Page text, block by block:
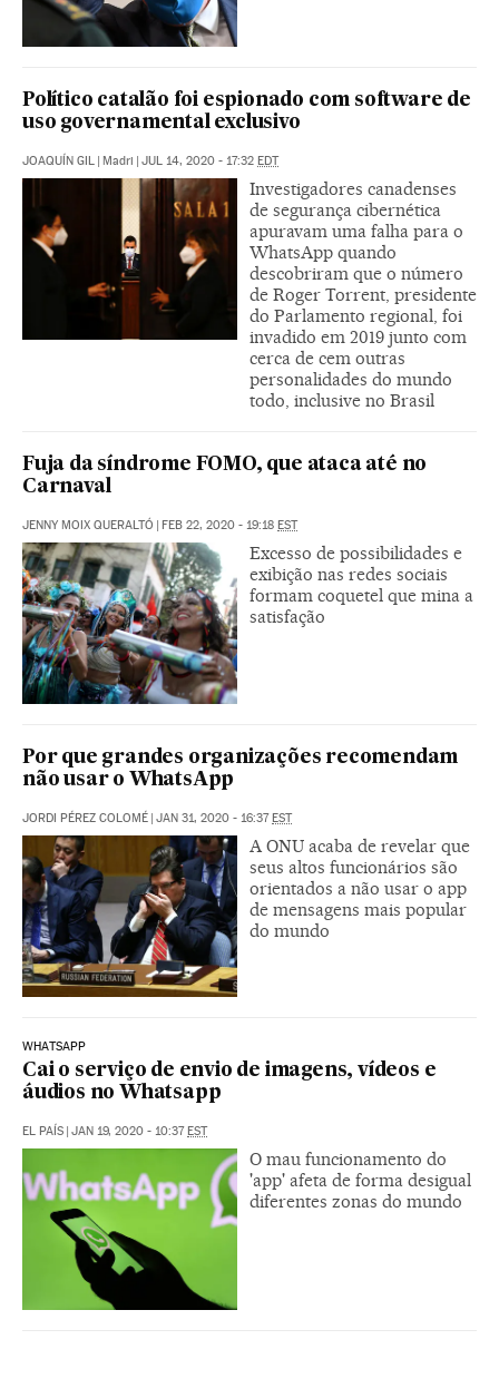
Político catalão foi espionado com software de
uso governamental exclusivo
JOAQUÍN GIL Madri JUL 14, 2020 - 17:32 EDT
Investigadores canadenses
de segurança cibernética
apuravam uma falha para o
WhatsApp quando
descobriram que o número
de Roger Torrent, presidente
do Parlamento regional, foi
invadido em 2019 junto com
cerca de cem outras
personalidades do mundo
todo, inclusive no Brasil
Fuja da síndrome FOMO, que ataca até no
Carnaval
JENNY MOIX QUERALTÓ FEB 22, 2020 - 19:18 EST
Excesso de possibilidades e
exibição nas redes sociais
formam coquetel que mina a
satisfação
Por que grandes organizações recomendam
não usar o WhatsApp
JORDI PÉREZ COLOMÉ | JAN 31, 2020 - 16:37EST
A ONU acaba de revelar que
seus altos funcionários são
orientados a não usar o app
de mensagens mais popular
do mundo
WHATSAPP
Cai o serviço de envio de imagens, vídeos e
áudios no Whatsapp
EL PAÍS | JAN 19, 2020 - 10:37EST
O mau funcionamento do
'app' afeta de forma desigual
diferentes zonas do mundo